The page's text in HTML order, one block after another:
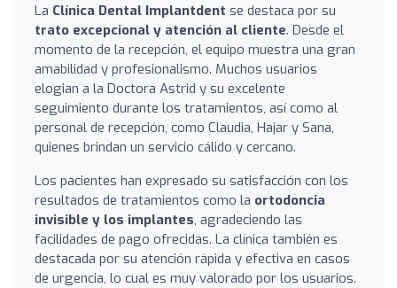
La Clínica Dental Implantdent se destaca por su
trato excepcional y atención al cliente. Desde el
momento de la recepción, el equipo muestra una gran
amabilidad y profesionalismo. Muchos usuarios
elogian a la Doctora Astrid y su excelente
seguimiento durante los tratamientos, así como al
personal de recepción, como Claudia, Hajar y Sana,
quienes brindan un servicio cálido y cercano.
Los pacientes han expresado su satisfacción con los
resultados de tratamientos como la ortodoncia
invisible y los implantes, agradeciendo las
facilidades de pago ofrecidas. La clínica también es
destacada por su atención rápida y efectiva en casos
de urgencia, lo cual es muy valorado por los usuarios.